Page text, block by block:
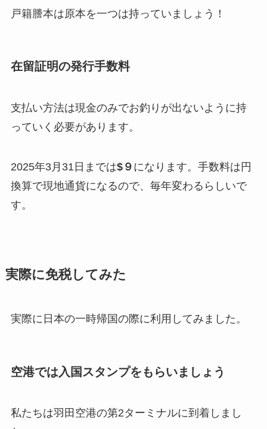
戸籍謄本は原本を一つは持っていましょう！
在留証明の発行手数料
支払い方法は現金のみでお釣りが出ないように持
っていく必要があります。
2025年3月31日までは$９ になります。手数料は円
換算で現地通貨になるので、毎年変わるらしいで
す。
実際に免税してみた
実際に日本の一時帰国の際に利用してみました。
空港では入国スタンプをもらいましょう
私たちは羽田空港の第2ターミナルに到着しまし